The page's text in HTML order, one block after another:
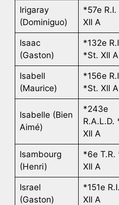
Irigaray
(Dominiguo)
*57e
XII A
Isaac
(Gaston)
*132e
*St. XII A
Isabell
(Maurice)
*156e
*St. XII A
Isabelle (Bien
Aimé)
*243e
R.A.L.D.
XII A
Isambourg
(Henri)
*6e T.R.
XII A
Israel
(Gaston)
*151e
XII A